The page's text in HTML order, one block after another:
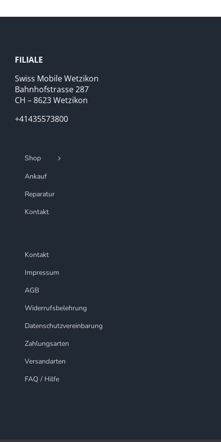
FILIALE
Swiss Mobile Wetzikon
Bahnhofstrasse 287
CH – 8623 Wetzikon
+41435573800
Shop
Ankauf
Reparatur
Kontakt
Kontakt
Impressum
AGB
Widerrufsbelehrung
Datenschutzvereinbarung
Zahlungsarten
Versandarten
FAQ / Hilfe